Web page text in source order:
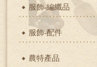
服飾-編織品
服飾-配件
農特產品